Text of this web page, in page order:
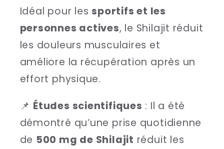
Idéal pour lessportifs et les
personnes actives, le Shilajit réduit
les douleurs musculaires et
améliore la récupération après un
effort physique.
📌 Études scientifiques : Il a été
démontré qu’une prise quotidienne
de 500 mg de Shilajit réduit les